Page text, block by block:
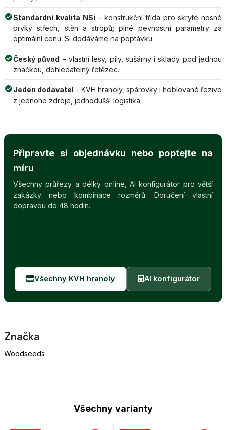
Standardní kvalita NSi – konstrukční třída pro skryté nosné
prvky střech, stěn a stropů; plné pevnostní parametry za
optimální cenu. Si dodáváme na poptávku.
Český původ – vlastní lesy, pily, sušárny i sklady pod jednou
značkou, dohledatelný řetězec.
Jeden dodavatel – KVH hranoly, spárovky i hoblované řezivo
z jednoho zdroje, jednodušší logistika.
Připravte si objednávku nebo poptejte na
míru
Všechny průřezy a délky online, AI konfigurátor pro větší
zakázky nebo kombinace rozměrů. Doručení vlastní
dopravou do 48 hodin.
Všechny KVH hranoly AI konfigurátor
Značka
Woodseeds
Všechny varianty